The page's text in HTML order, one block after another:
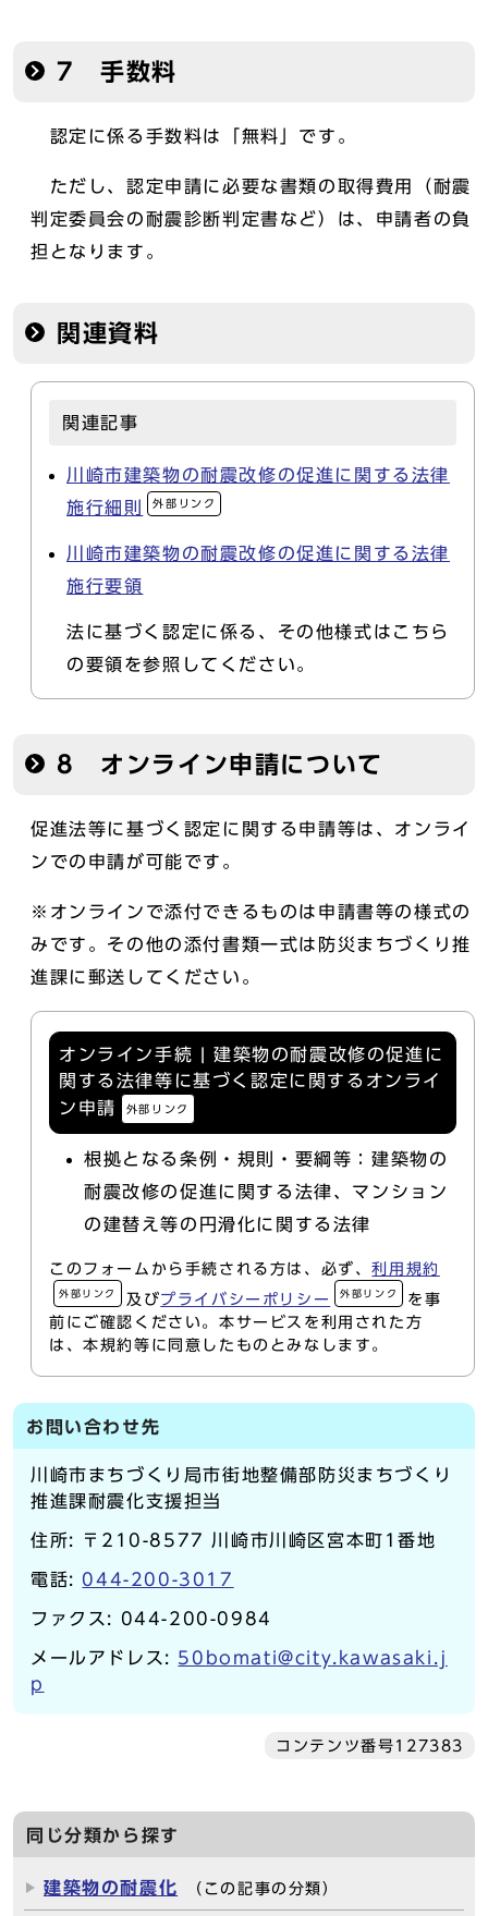
7 手数料
認定に係る手数料は「無料」です。
ただし、認定申請に必要な書類の取得費用（耐震
判定委員会の耐震診断判定書など）は、申請者の負
担となります。
関連資料
関連記事
川崎市建築物の耐震改修の促進に関する法律
施行細則
外部リンク
川崎市建築物の耐震改修の促進に関する法律
施行要領
法に基づく認定に係る、その他様式はこちら
の要領を参照してください。
8 オンライン申請について
促進法等に基づく認定に関する申請等は、オンライ
ンでの申請が可能です。
※オンラインで添付できるものは申請書等の様式の
みです。その他の添付書類一式は防災まちづくり推
進課に郵送してください。
オンライン手続 | 建築物の耐震改修の促進に
関する法律等に基づく認定に関するオンライ
ン申請
外部リンク
根拠となる条例・規則・要綱等：建築物の
耐震改修の促進に関する法律、マンション
の建替え等の円滑化に関する法律
このフォームから手続される方は、必ず、利用規約
外部リンク 及びプライバシーポリシー 外部リンク
を事
前にご確認ください。本サービスを利用された方
は、本規約等に同意したものとみなします。
お問い合わせ先
川崎市まちづくり局市街地整備部防災まちづくり
推進課耐震化支援担当
住所: 〒210-8577 川崎市川崎区宮本町1番地
電話: 044-200-3017
ファクス: 044-200-0984
メールアドレス: 50bomati@city.kawasaki.j
p
コンテンツ番号127383
同じ分類から探す
建築物の耐震化 （この記事の分類）